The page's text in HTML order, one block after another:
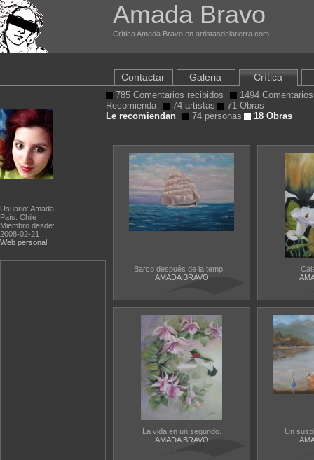
Amada Bravo
Crítica Amada Bravo en artistasdelatierra.com
Usuario: Amada
País: Chile
Miembro desde:
2008-02-21
Web personal
Contactar Galeria Crítica
785 Comentarios recibidos
1494
Recomienda
74 artistas
71 Obras
Le recomiendan
74 personas 18 Obras
Barco después de la temp...
AMADA BRAVO
La vida en un segundo.
AMADA BRAVO
Un